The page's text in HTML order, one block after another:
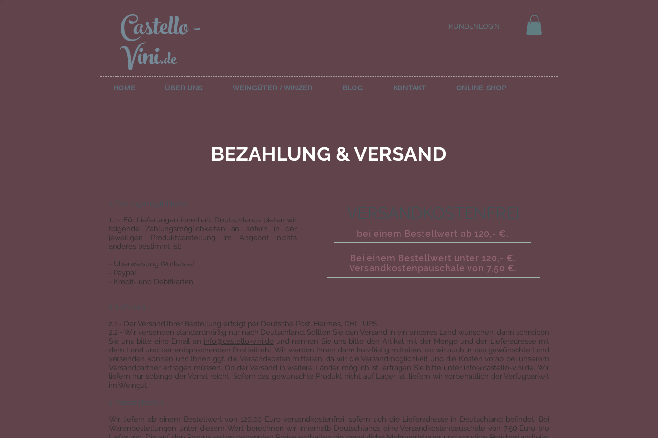
Castello-
Vini.de
KUNDENLOGIN
HOME ÜBER UNS WEINGÜTER / WINZER BLOG KONTAKT ONLINE SHOP
BEZAHLUNG & VERSAND
1. Zahlungsmöglichkeiten
1.1 - Für Lieferungen innerhalb Deutschlands bieten wir
folgende Zahlungsmöglichkeiten an, sofern in der
jeweiligen Produktdarstellung im Angebot nichts
anderes bestimmt ist:
- Überweisung (Vorkasse)
- Paypal
- Kredit- und Debitkarten
VERSANDKOSTENFREI
bei einem Bestellwert ab 120,- €.
Bei einem Bestellwert unter 120,- €,
Versandkostenpauschale von 7,50 €.
2. Lieferung
2.1 - Der Versand Ihrer Bestellung erfolgt per Deutsche Post, Hermes, DHL, UPS
2.2 - Wir versenden standardmäßig nur nach Deutschland. Sollten Sie den Versand in ein anderes Land wünschen, dann schreiben
Sie uns bitte eine Email an info@castello-vini.de und nennen Sie uns bitte den Artikel mit der Menge und der Lieferadresse mit
dem Land und der entsprechenden Postleitzahl. Wir werden Ihnen dann kurzfristig mitteilen, ob wir auch in das gewünschte Land
versenden können und Ihnen ggf. die Versandkosten mitteilen, da wir die Versandmöglichkeit und die Kosten vorab bei unserem
Versandpartner erfragen müssen. Ob der Versand in weitere Länder möglich ist, erfragen Sie bitte unter info@castello-vini.de. Wir
liefern nur solange der Vorrat reicht. Sofern das gewünschte Produkt nicht auf Lager ist, liefern wir vorbehaltlich der Verfügbarkeit
im Weingut.
3. Versandkosten
Wir liefern ab einem Bestellwert von 120,00 Euro versandkostenfrei, sofern sich die Lieferadresse in Deutschland befindet. Bei
Warenbestellungen unter diesem Wert berechnen wir innerhalb Deutschlands eine Versandkostenpauschale von 7,50 Euro pro